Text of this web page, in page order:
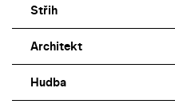
Střih
Architekt
Hudba